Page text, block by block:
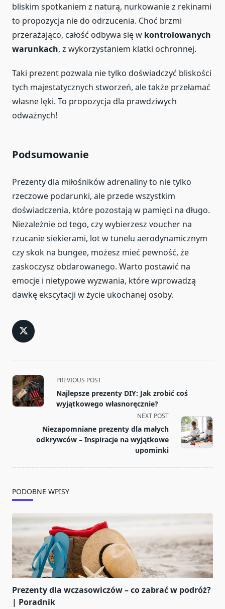
bliskim spotkaniem z naturą, nurkowanie z rekinami
to propozycja nie do odrzucenia. Choć brzmi
przerażająco, całość odbywa się w kontrolowanych
warunkach, z wykorzystaniem klatki ochronnej.
Taki prezent pozwala nie tylko doświadczyć bliskości
tych majestatycznych stworzeń, ale także przełamać
własne lęki. To propozycja dla prawdziwych
odważnych!
Podsumowanie
Prezenty dla miłośników adrenaliny to nie tylko
rzeczowe podarunki, ale przede wszystkim
doświadczenia, które pozostają w pamięci na długo.
Niezależnie od tego, czy wybierzesz voucher na
rzucanie siekierami, lot w tunelu aerodynamicznym
czy skok na bungee, możesz mieć pewność, że
zaskoczysz obdarowanego. Warto postawić na
emocje i nietypowe wyzwania, które wprowadzą
dawkę ekscytacji w życie ukochanej osoby.
<span
class="nav-
subtitle
text">Page</span>
PREVIOUS POST
Najlepsze prezenty DIY: Jak zrobić coś
wyjątkowego własnoręcznie?
NEXT POST
Niezapomniane prezenty dla małych
odkrywców – Inspiracje na wyjątkowe
upominki
PODOBNE WPISY
Prezenty dla wczasowiczów – co zabrać w podróż?
| Poradnik